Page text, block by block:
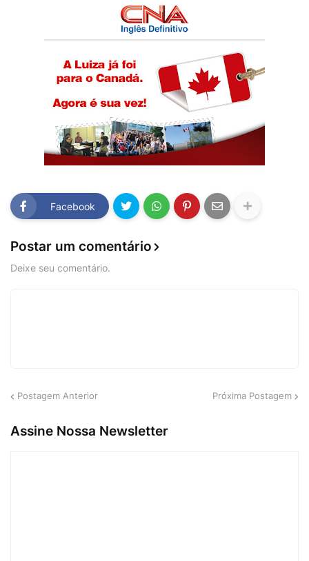
Facebook
Postar um comentário
Deixe seu comentário.
Postagem Anterior Próxima Postagem
Assine Nossa Newsletter